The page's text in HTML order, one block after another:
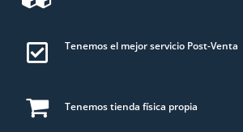
Tenemos el mejor servicio Post-Venta
Tenemos tienda física propia